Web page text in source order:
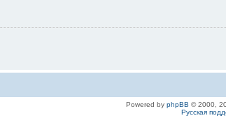
Powered by phpBB © 2000,
Русская